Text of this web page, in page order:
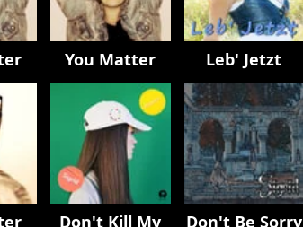
You Matter Leb' Jetzt
Don't Kill My Don't Be Sorry